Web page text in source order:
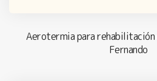
Aerotermia para rehabilitación
Fernando